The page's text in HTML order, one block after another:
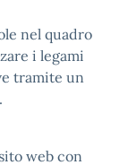
nel quadro
i legami
tramite un
web con